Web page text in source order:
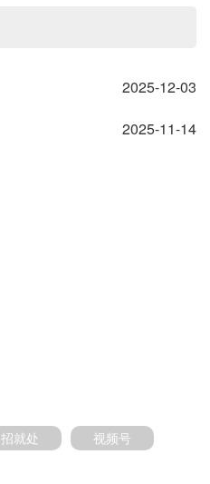
2025-12-03
2025-11-14
招就处
视频号